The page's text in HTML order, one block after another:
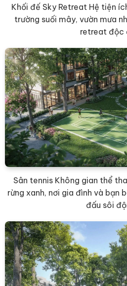
Khối đế Sky Retreat Hệ tiện
trường suối mây, vườn mưa
retreat độc
Sân tennis Không gian thể
rừng xanh, nơi gia đình và bạn
đấu sôi